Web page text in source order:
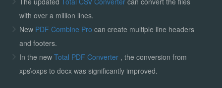
with over a million lines.
New PDF Combine Pro can create multiple line headers
and footers.
In the new Total PDF Converter , the conversion from
xps\oxps to docx was significantly improved.